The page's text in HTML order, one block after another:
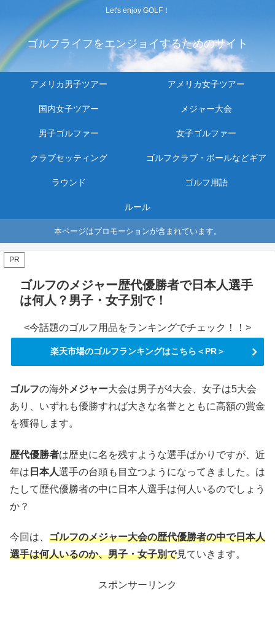
Let's enjoy GOLF！
ゴルフライフをエンジョイするためのサイト
アメリカ男子ツアー アメリカ女子ツアー
国内女子ツアー メジャー大会
男子ゴルファー 女子ゴルファー
クラブセッティング ゴルフクラブ・ボールなどギア
ラウンド ゴルフ用語
ルール
本ページはプロモーションが含まれています。
PR
ゴルフのメジャー歴代優勝者で日本人選手
は何人？男子・女子別で！
<今話題のゴルフ用品をランキングでチェック！！>
楽天市場のゴルフランキングはこちら＜PR＞
ゴルフの海外メジャー大会は男子が4大会、女子は5大会
あり、いずれも優勝すれば大きな名誉とともに高額の賞金
を獲得します。
歴代優勝者は歴史に名を残すような選手ばかりですが、近
年は 日本人選手の台頭も目立つようになってきました。は
たして歴代優勝者の中に日本人選手は何人いるのでしょう
か？
今回は、 ゴルフのメジャー大会の歴代優勝者の中で日本人
選手は何人いるのか、男子・女子別で見ていきます。
スポンサーリンク